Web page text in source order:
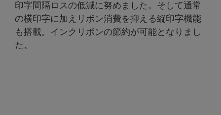
印字間隔ロスの低減に努めました。そして通常
の横印字に加えリボン消費を抑える縦印字機能
も搭載。インクリボンの節約が可能となりまし
た。